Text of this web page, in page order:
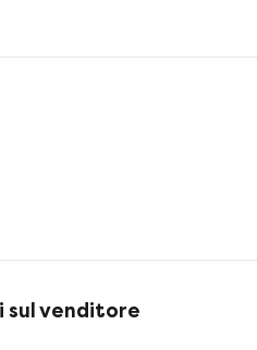
sul venditore